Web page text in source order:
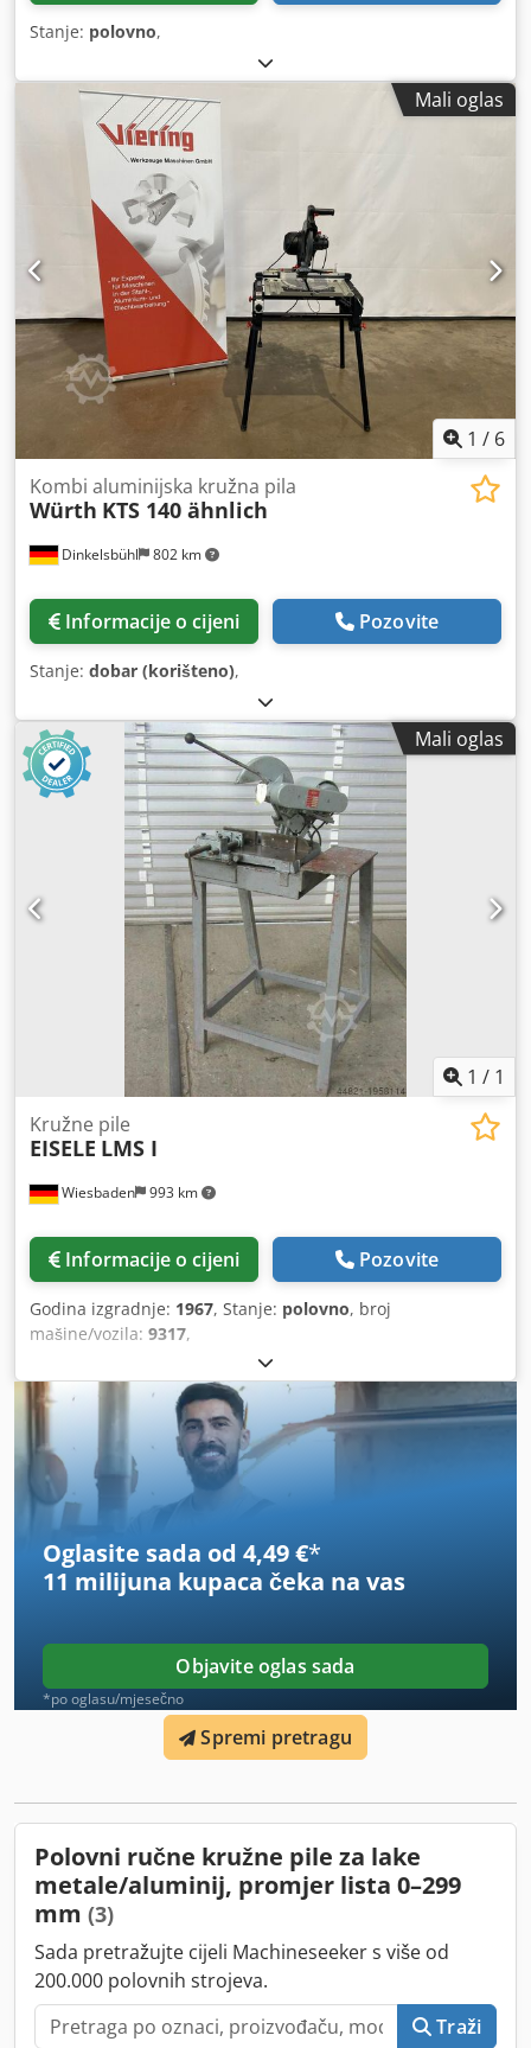
Stanje: polovno,
Mali oglas
1 / 6
Dinkelsbühl 802 km
Kombi aluminijska kružna pila
Würth KTS 140 ähnlich
Informacije o cijeni Pozovite
Stanje: dobar (korišteno),
Mali oglas
1 / 1
Wiesbaden 993 km
Kružne pile
EISELE LMS I
Informacije o cijeni Pozovite
Godina izgradnje: 1967, Stanje: polovno, broj
mašine/vozila: 9317,
Oglasite sada od 4,49 €*
11 milijuna kupaca čeka na vas
Objavite oglas sada
*po oglasu/mjesečno
Spremi pretragu
Polovni ručne kružne pile za lake
metale/aluminij, promjer lista 0–299
mm (3)
Sada pretražujte cijeli Machineseeker s više od
200.000 polovnih strojeva.
Traži